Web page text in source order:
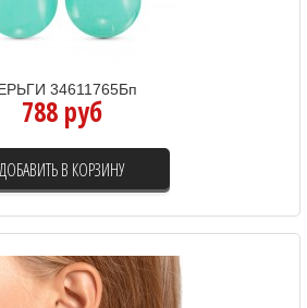
34611765Бп
788 руб
ДОБАВИТЬ В КОРЗИНУ